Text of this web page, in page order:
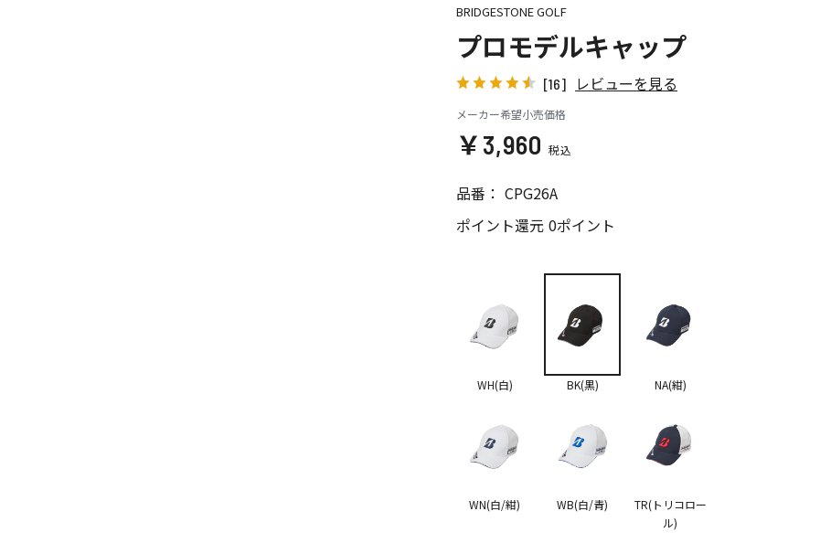
BRIDGESTONE GOLF
プロモデルキャップ
[16] レビューを見る
メーカー希望小売価格
￥3,960
品番： CPG26A
ポイント還元 0ポイント
WH(白) BK(黒) NA(紺)
WN(白/紺) WB(白/青)
TR(トリコロー
ル)